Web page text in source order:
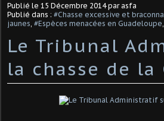
Publié le 15 Décembre 2014par asfa
Publié dans : #Chasse excessive et
jaunes #Espèces menacées en Guadeloupe
Le Tribunal
la chasse de